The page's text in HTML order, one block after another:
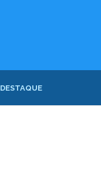
DESTAQUE